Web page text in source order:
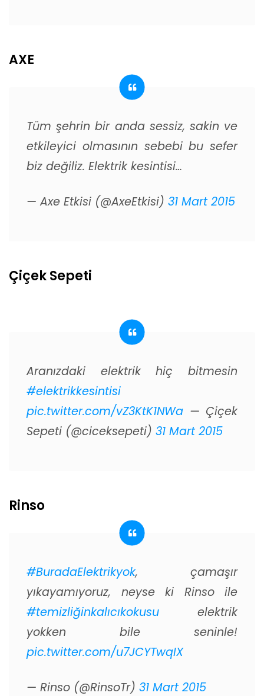
AXE
Tüm şehrin bir anda sessiz, sakin ve
etkileyici olmasının sebebi bu sefer
biz değiliz. Elektrik kesintisi…
— Axe Etkisi (@AxeEtkisi) 31 Mart 2015
Çiçek Sepeti
Aranızdaki elektrik hiç bitmesin
#elektrikkesintisi
pic.twitter.com/vZ3KtK1NWa — Çiçek
Sepeti (@ciceksepeti) 31 Mart 2015
Rinso
#BuradaElektrikyok, çamaşır
yıkayamıyoruz, neyse ki Rinso ile
#temizliğinkalıcıkokusu elektrik
yokken bile seninle!
pic.twitter.com/u7JCYTwqIX
— Rinso (@RinsoTr) 31 Mart 2015